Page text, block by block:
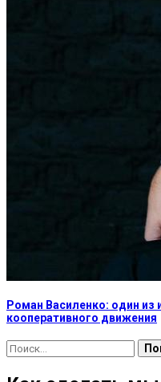
Роман Василенко: один из
кооперативного движения
Найти: